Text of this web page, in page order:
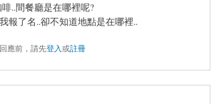
..間餐廳是在哪裡呢?
報了名..卻不知道地點是在哪裡..
應前，請先登入或註冊